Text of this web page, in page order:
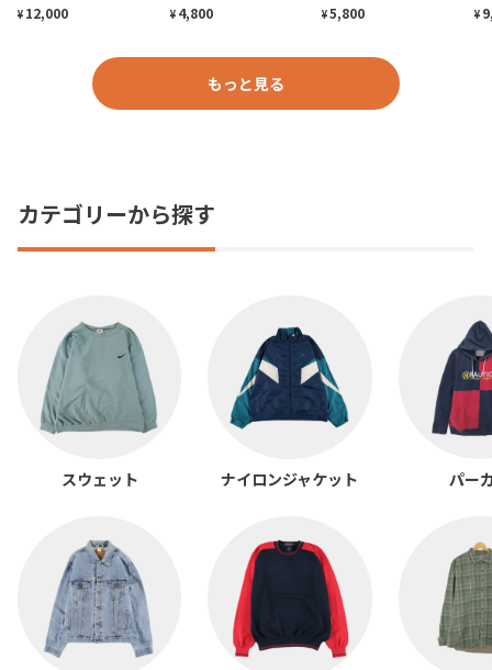
¥ 12,000 ¥ 4,800 ¥5,800 ¥
もっと見る
カテゴリーから探す
スウェット ナイロンジャケット パー